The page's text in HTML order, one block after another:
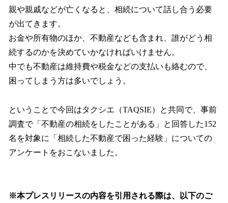
親や親戚などが亡くなると、相続について話し合う必要
が出てきます。
お金や所有物のほか、不動産なども含まれ、誰がどう相
続するのかを決めていかなければいけません。
中でも不動産は維持費や税金などの支払いも絡むので、
困ってしまう方は多いでしょう。
ということで今回はタクシエ（TAQSIE）と共同で、事前
調査で「不動産の相続をしたことがある」と回答した152
名を対象に「相続した不動産で困った経験」についての
アンケートをおこないました。
※本プレスリリースの内容を引用される際は、以下のご